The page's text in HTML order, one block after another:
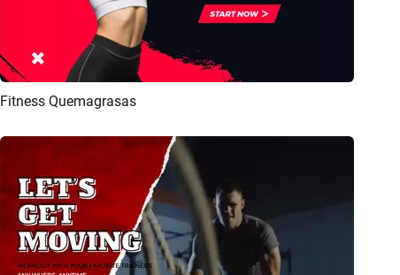
Previsualizar
Fitness Quemagrasas